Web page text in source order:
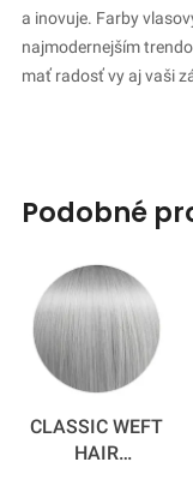
a inovuje. Farby
najmodernejším
mať radosť vy aj vaši
podobné
CLASSIC WEFT
HAIR